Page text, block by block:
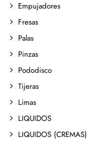
Empujadores
Fresas
Palas
Pinzas
Pododisco
Tijeras
Limas
LIQUIDOS
LIQUIDOS (CREMAS)